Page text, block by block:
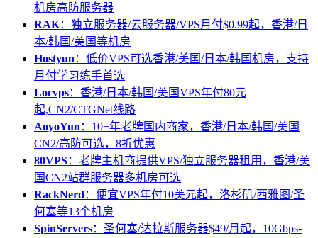
机房高防服务器
RAK：独立服务器/云服务器/VPS月付$0.99起，香港/日
本/韩国/美国等机房
Hostyun ：低价VPS可选香港/美国/日本/韩国机房，支持
月付学习练手首选
Locvps：香港/日本/韩国/美国VPS年付80元
起,CN2/CTGNet线路
AoyoYun ：10+年老牌国内商家，香港/日本/韩国/美国
CN2/高防可选，8折优惠
80VPS：老牌主机商提供VPS/独立服务器租用，香港/美
国CN2站群服务器多机房可选
RackNerd ：便宜VPS年付10美元起，洛杉矶/西雅图/圣
何塞等13个机房
SpinServers：圣何塞/达拉斯服务器$49/月起，10Gbps-